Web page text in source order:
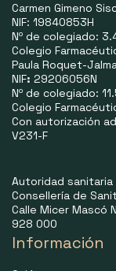
Carmen Gimeno
NIF: 19840853H
Nº de colegiado:
Colegio
Paula Roquet-
NIF: 29206056N
Nº de colegiado:
Colegio
Con autorización
V231-F
Autoridad
Consellería de
Calle Micer Mascó
928 000
Información